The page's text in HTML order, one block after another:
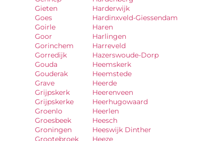
Gieten
Goes
Goirle
Goor
Gorinchem
Gorredijk
Gouda
Gouderak
Grave
Grijpskerk
Grijpskerke
Groenlo
Groesbeek
Groningen
Grootebroek
Harderwijk
Hardinxveld-Giessendam
Haren
Harlingen
Harreveld
Hazerswoude-Dorp
Heemskerk
Heemstede
Heerde
Heerenveen
Heerhugowaard
Heerlen
Heesch
Heeswijk Dinther
Heeze